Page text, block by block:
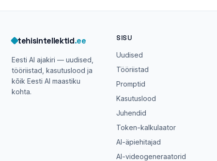
tehisintellektid.ee
Eesti AI ajakiri — uudised,
tööriistad, kasutuslood ja
kõik Eesti AI maastiku
kohta.
SISU
Uudised
Tööriistad
Promptid
Kasutuslood
Juhendid
Token-kalkulaator
AI-äpiehitajad
AI-videogeneraatorid